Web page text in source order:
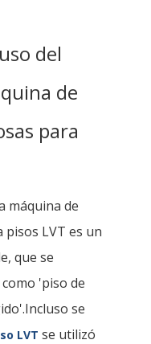
del
de
para
máquina de
LVT es un
que se
'piso de
se
LVT se utilizó